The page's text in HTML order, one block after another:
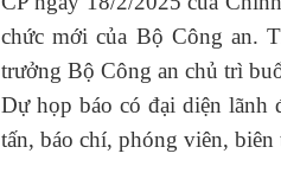
chức mới của Bộ Công an.
trưởng Bộ Công an chủ trì
Dự họp báo có đại diện lãnh
tấn, báo chí, phóng viên,